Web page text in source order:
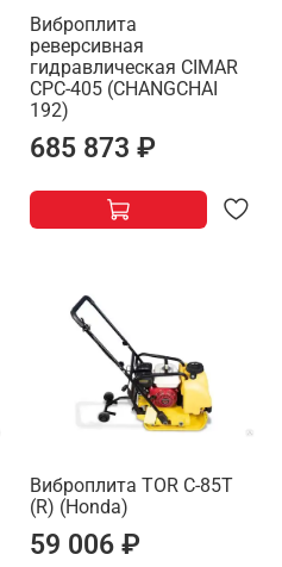
Виброплита
реверсивная
гидравлическая CIMAR
CPC-405 (CHANGCHAI
192)
685 873 ₽
Виброплита TOR C-85T
(R) (Honda)
59 006 ₽